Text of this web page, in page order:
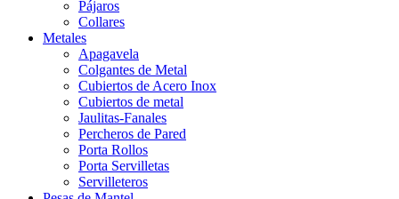
Pájaros
Collares
Metales
Apagavela
Colgantes de Metal
Cubiertos de Acero Inox
Cubiertos de metal
Jaulitas-Fanales
Percheros de Pared
Porta Rollos
Porta Servilletas
Servilleteros